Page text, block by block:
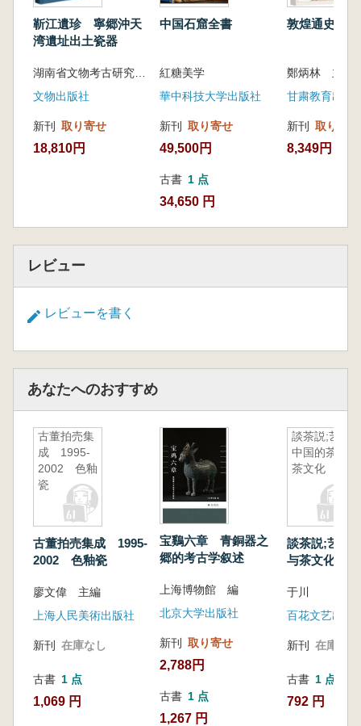
靳江遺珍 寧郷沖天
湾遺址出土瓷器
文物出版社
新刊 取り寄せ
18,810円
中国石窟全書
紅糖美学
華中科技大学出版社
新刊 取り寄せ
49,500円
古書 1 点
34,650 円
敦煌通史 吐
鄭炳林 主編
甘粛教育出版
新刊 取り寄せ
8,349円
レビュー
レビューを書く
あなたへのおすすめ
古董拍売集
成 1995-
2002 色釉
瓷
古董拍売集成 1995-
2002 色釉瓷
廖文偉 主編
上海人民美術出版社
新刊 在庫なし
古書 1 点
1,069 円
宝鷄六章 青銅器之
郷的考古学叙述
上海博物館 編
北京大学出版社
新刊 取り寄せ
2,788円
古書 1 点
1,267 円
談茶説;艺:
中国的茶与
茶文化
談茶説;艺:中
与茶文化
于川
百花文艺出版
新刊 在庫なし
古書 1 点
792 円